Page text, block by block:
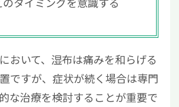
おいて、湿布は痛みを和らげる
ですが、症状が続く場合は専門
な治療を検討することが重要で